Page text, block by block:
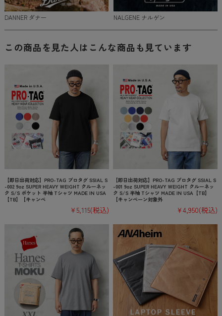
DANNER ダナー NALGENE ナルゲン
この商品を見た人はこんな商品も見ています
【即日出荷対応】PRO-TAG プロタグ SSIAL S
-002 9oz SUPER HEAVY WEIGHT クルーネッ
ク S/S ポケット 半袖 Tシャツ MADE IN USA
【TB】【キャンペ
¥5,115(税込)
【即日出荷対応】PRO-TAG プロタグ SSIAL S
-001 9oz SUPER HEAVY WEIGHT クルーネッ
ク S/S 半袖 Tシャツ MADE IN USA【TB】
【キャンペーン対象外
¥4,950(税込)